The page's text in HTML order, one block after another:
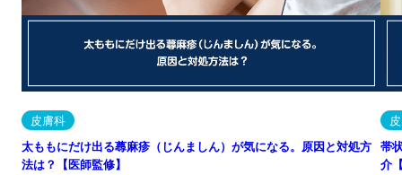
皮膚科
太ももにだけ出る蕁麻疹（じんましん）が気になる。原因と対処方
法は？【医師監修】
帯
介